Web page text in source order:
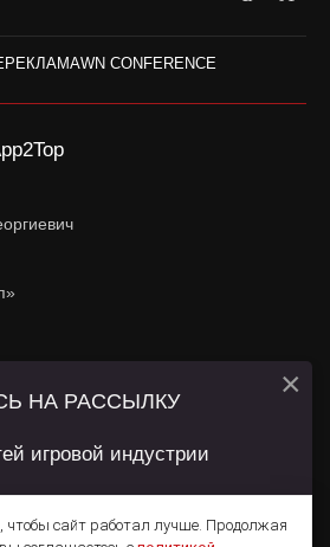
РЕКЛАМАWN CONFERENCE
активная ссылка на
cookie, данные геолокации
вПолитике конфиденциальностии
чтобы сайт работал лучше. Продолжая
НА РАССЫЛКУ
игровой индустрии
×